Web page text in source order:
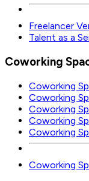
Freelancer
Talent as a
Coworking
Coworking
Coworking
Coworking
Coworking
Coworking
Coworking